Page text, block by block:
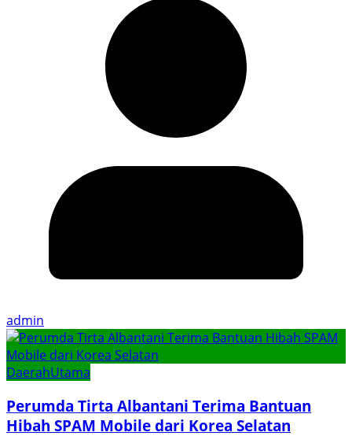
admin
DaerahUtama
Perumda Tirta Albantani Terima Bantuan
Hibah SPAM Mobile dari Korea Selatan